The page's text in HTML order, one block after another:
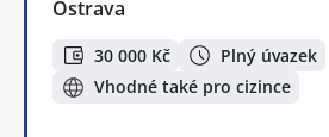
Ostrava
30 000 Kč
Plný úvazek
Vhodné také pro cizince